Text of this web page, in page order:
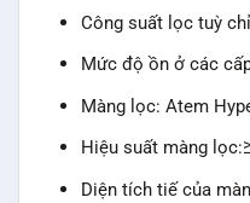
Công suất lọc tuỳ
Mức độ ồn ở các
Màng lọc: Atem
Hiệu suất màng
Diện tích tiế của